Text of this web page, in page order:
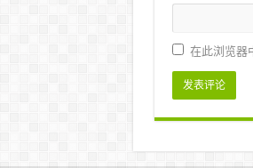
在此浏览器